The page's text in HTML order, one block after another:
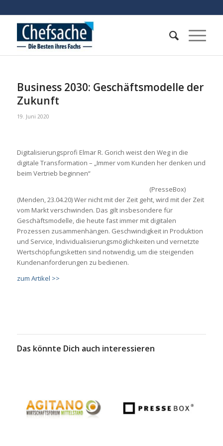
Business 2030: Geschäftsmodelle der
Zukunft
19. Juni 2020
Digitalisierungsprofi Elmar R. Gorich weist den Weg in die
digitale Transformation – „Immer vom Kunden her denken und
beim Vertrieb beginnen“
(PresseBox)
(Menden, 23.04.20) Wer nicht mit der Zeit geht, wird mit der Zeit
vom Markt verschwinden. Das gilt insbesondere für
Geschäftsmodelle, die heute fast immer mit digitalen
Prozessen zusammenhängen. Geschwindigkeit in Produktion
und Service, Individualisierungsmöglichkeiten und vernetzte
Wertschöpfungsketten sind notwendig, um die steigenden
Kundenanforderungen zu bedienen.
zum Artikel >>
Das könnte Dich auch interessieren